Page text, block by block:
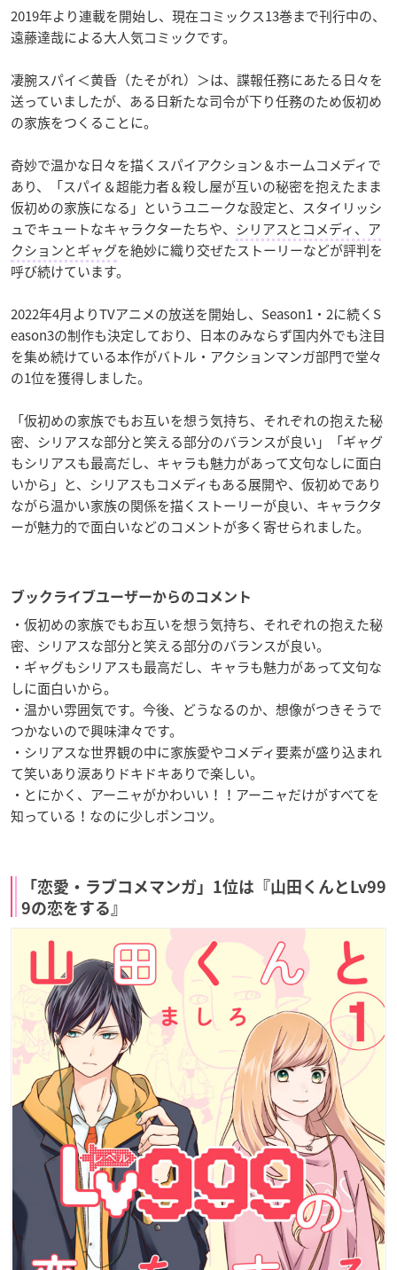
2019年より連載を開始し、現在コミックス13巻まで刊行中の、
遠藤達哉による大人気コミックです。
凄腕スパイ＜黄昏（たそがれ）＞は、諜報任務にあたる日々を
送っていましたが、ある日新たな司令が下り任務のため仮初め
の家族をつくることに。
奇妙で温かな日々を描くスパイアクション＆ホームコメディで
あり、「スパイ＆超能力者＆殺し屋が互いの秘密を抱えたまま
仮初めの家族になる」というユニークな設定と、スタイリッシ
ュでキュートなキャラクターたちや、 シリアスとコメディ、ア
クションとギャグを絶妙に織り交ぜたストーリーなどが評判を
呼び続けています。
2022年4月よりTVアニメの放送を開始し、Season1・2に続くS
eason3の制作も決定しており、日本のみならず国内外でも注目
を集め続けている本作がバトル・アクションマンガ部門で堂々
の1位を獲得しました。
「仮初めの家族でもお互いを想う気持ち、それぞれの抱えた秘
密、シリアスな部分と笑える部分のバランスが良い」「ギャグ
もシリアスも最高だし、キャラも魅力があって文句なしに面白
いから」と、シリアスもコメディもある展開や、仮初めであり
ながら温かい家族の関係を描くストーリーが良い、キャラクタ
ーが魅力的で面白いなどのコメントが多く寄せられました。
ブックライブユーザーからのコメント
・仮初めの家族でもお互いを想う気持ち、それぞれの抱えた秘
密、シリアスな部分と笑える部分のバランスが良い。
・ギャグもシリアスも最高だし、キャラも魅力があって文句な
しに面白いから。
・温かい雰囲気です。今後、どうなるのか、想像がつきそうで
つかないので興味津々です。
・シリアスな世界観の中に家族愛やコメディ要素が盛り込まれ
て笑いあり涙ありドキドキありで楽しい。
・とにかく、アーニャがかわいい！！アーニャだけがすべてを
知っている！なのに少しポンコツ。
「恋愛・ラブコメマンガ」1位は『山田くんとLv99
9の恋をする』